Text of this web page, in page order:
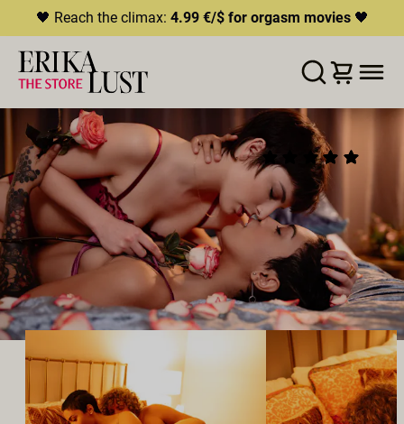
🖤 Reach the climax: 4.99 €/$ for orgasm movies🖤
LISTA DE DESEOS AÑADIR AL CARRITO COMPARTIR
ROSE
2021
01:55h
Director:
Casey Calvert
Reparto:Abigail Mac ,Owen Gray ,Kristen Scott ,Zac
Kurtz ,Ravyn Alexa
Productor:Erika Lust Films
LÉSBICO TRÍO BISEXUALES